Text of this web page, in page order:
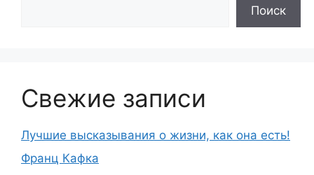
Поиск
Свежие записи
Лучшие высказывания о жизни, как она есть!
Франц Кафка